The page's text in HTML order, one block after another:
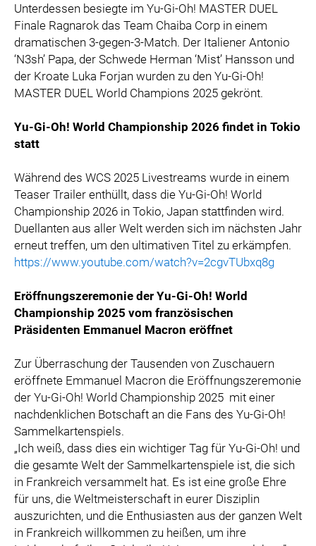
Unterdessen besiegte im Yu-Gi-Oh! MASTER DUEL
Finale Ragnarok das Team Chaiba Corp in einem
dramatischen 3-gegen-3-Match. Der Italiener Antonio
‘N3sh’ Papa, der Schwede Herman ‘Mist’ Hansson und
der Kroate Luka Forjan wurden zu den Yu-Gi-Oh!
MASTER DUEL World Champions 2025 gekrönt.
Yu-Gi-Oh! World Championship 2026 findet in Tokio
statt
Während des WCS 2025 Livestreams wurde in einem
Teaser Trailer enthüllt, dass die Yu-Gi-Oh! World
Championship 2026 in Tokio, Japan stattfinden wird.
Duellanten aus aller Welt werden sich im nächsten Jahr
erneut treffen, um den ultimativen Titel zu erkämpfen.
https://www.youtube.com/watch?v=2cgvTUbxq8g
Eröffnungszeremonie der Yu-Gi-Oh! World
Championship 2025 vom französischen
Präsidenten Emmanuel Macron eröffnet
Zur Überraschung der Tausenden von Zuschauern
eröffnete Emmanuel Macron die Eröffnungszeremonie
der Yu-Gi-Oh! World Championship 2025 mit einer
nachdenklichen Botschaft an die Fans des Yu-Gi-Oh!
Sammelkartenspiels.
„Ich weiß, dass dies ein wichtiger Tag für Yu-Gi-Oh! und
die gesamte Welt der Sammelkartenspiele ist, die sich
in Frankreich versammelt hat. Es ist eine große Ehre
für uns, die Weltmeisterschaft in eurer Disziplin
auszurichten, und die Enthusiasten aus der ganzen Welt
in Frankreich willkommen zu heißen, um ihre